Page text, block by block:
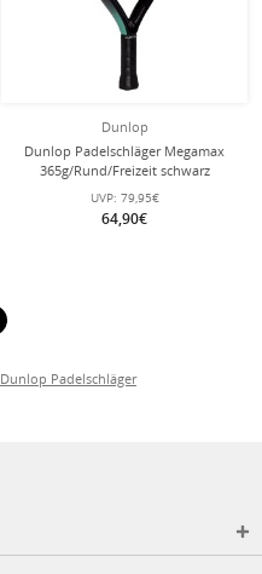
Dunlop
Dunlop Padelschläger Megamax
365g/Rund/Freizeit schwarz
UVP: 79,95€
64,90€
Dunlop Padelschläger